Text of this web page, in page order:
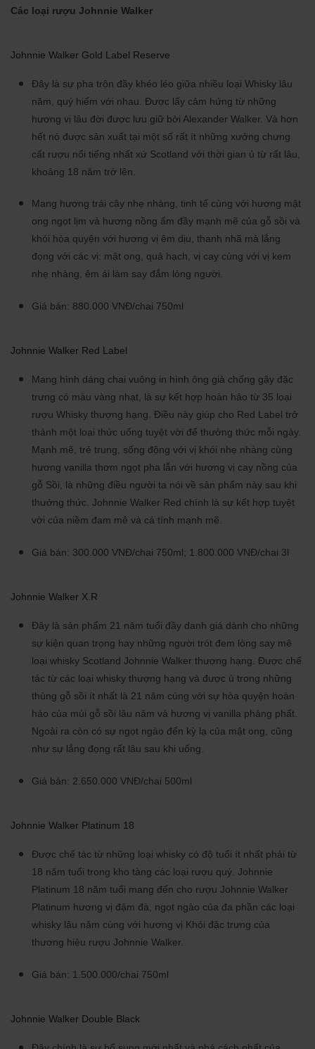
Các loại rượu Johnnie Walker
Johnnie Walker Gold Label Reserve
Đây là sự pha trộn đầy khéo léo giữa nhiều loại Whisky lâu
năm, quý hiếm với nhau. Được lấy cảm hứng từ những
hương vị lâu đời được lưu giữ bởi Alexander Walker. Và hơn
hết nó được sản xuất tại một số rất ít những xưởng chưng
cất rượu nổi tiếng nhất xứ Scotland với thời gian ủ từ rất lâu,
khoảng 18 năm trở lên.
Mang hương trái cây nhẹ nhàng, tinh tế cùng với hương mật
ong ngọt lịm và hương nồng ấm đầy mạnh mẽ của gỗ sồi và
khói hòa quyện với hương vị êm dịu, thanh nhã mà lắng
đọng với các vị: mật ong, quả hạch, vị cay cùng với vị kem
nhẹ nhàng, êm ái làm say đắm lòng người.
Giá bán: 880.000 VNĐ/chai 750ml
Johnnie Walker Red Label
Mang hình dáng chai vuông in hình ông già chống gậy đặc
trưng có màu vàng nhạt, là sự kết hợp hoàn hảo từ 35 loại
rượu Whisky thượng hạng. Điều này giúp cho Red Label trở
thành một loại thức uống tuyệt vời để thưởng thức mỗi ngày.
Mạnh mẽ, trẻ trung, sống động với vị khói nhẹ nhàng cùng
hương vanilla thơm ngọt pha lẫn với hương vị cay nồng của
gỗ Sồi, là những điều người ta nói về sản phẩm này sau khi
thưởng thức. Johnnie Walker Red chính là sự kết hợp tuyệt
vời của niềm đam mê và cá tính mạnh mẽ.
Giá bán: 300.000 VNĐ/chai 750ml; 1.800.000 VNĐ/chai 3l
Johnnie Walker X.R
Đây là sản phẩm 21 năm tuổi đầy danh giá dành cho những
sự kiện quan trọng hay những người trót đem lòng say mê
loại whisky Scotland Johnnie Walker thượng hạng. Được chế
tác từ các loại whisky thượng hạng và được ủ trong những
thùng gỗ sồi ít nhất là 21 năm cùng với sự hòa quyện hoàn
hảo của mùi gỗ sồi lâu năm và hương vị vanilla phảng phất.
Ngoài ra còn có sự ngọt ngào đến kỳ lạ của mật ong, cũng
như sự lắng đọng rất lâu sau khi uống.
Giá bán: 2.650.000 VNĐ/chai 500ml
Johnnie Walker Platinum 18
Được chế tác từ những loại whisky có độ tuổi ít nhất phải từ
18 năm tuổi trong kho tàng các loại rượu quý. Johnnie
Platinum 18 năm tuổi mang đến cho rượu Johnnie Walker
Platinum hương vị đậm đà, ngọt ngào của đa phần các loại
whisky lâu năm cùng với hương vị Khói đặc trưng của
thương hiệu rượu Johnnie Walker.
Giá bán: 1.500.000/chai 750ml
Johnnie Walker Double Black